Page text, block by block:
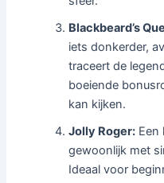
Blackbeard’s
iets donkerder,
traceert de
boeiende
kan kijken.
Jolly Roger: Een
gewoonlijk met
Ideaal voor